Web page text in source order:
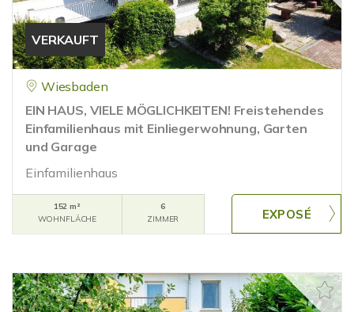
VERKAUFT
Wiesbaden
EIN HAUS, VIELE MÖGLICHKEITEN! Freistehendes
Einfamilienhaus mit Einliegerwohnung, Garten
und Garage
Einfamilienhaus
152 m²
WOHNFLÄCHE
6
ZIMMER